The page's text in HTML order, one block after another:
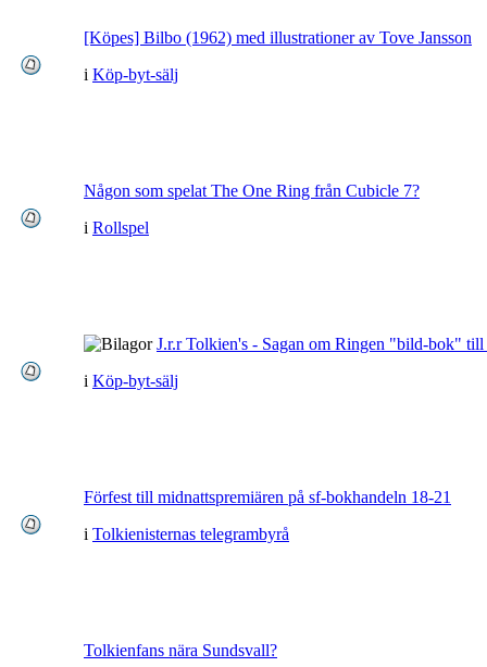
[Köpes] Bilbo (1962) med illustrationer av Tove Jansson
i Köp-byt-sälj
Någon som spelat The One Ring från Cubicle 7?
i Rollspel
J.r.r Tolkien's - Sagan om Ringen "bild-bok" till
i Köp-byt-sälj
Förfest till midnattspremiären på sf-bokhandeln 18-21
i Tolkienisternas telegrambyrå
Tolkienfans nära Sundsvall?